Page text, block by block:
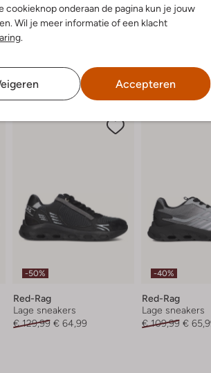
cookieknop onderaan de pagina kun je jouw
Wil je meer informatie of een klacht
.
Accepteren
-50%
Red-Rag
Lage sneakers
€ 129,99 € 64,99
-40%
Red-Rag
Lage sneakers
€ 109,99 €